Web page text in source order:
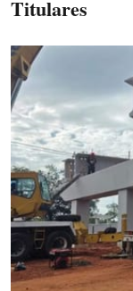
Titulares